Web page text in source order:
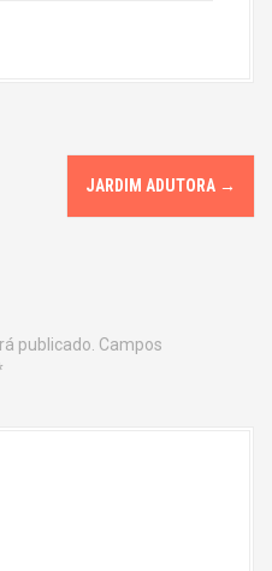
JARDIM ADUTORA →
publicado. Campos